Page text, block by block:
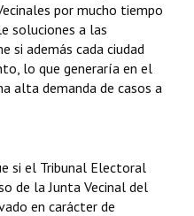
por mucho tiempo
soluciones a las
si además cada ciudad
lo que generaría en el
alta demanda de casos a
si el Tribunal Electoral
de la Junta Vecinal del
en carácter de